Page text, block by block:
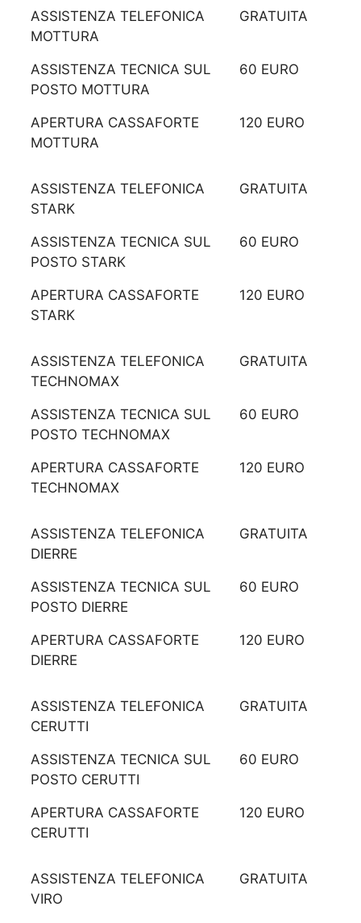
ASSISTENZA TELEFONICA
MOTTURA
GRATUITA
ASSISTENZA TECNICA SUL
POSTO MOTTURA
60 EURO
APERTURA CASSAFORTE
MOTTURA
120 EURO
ASSISTENZA TELEFONICA
STARK
GRATUITA
ASSISTENZA TECNICA SUL
POSTO STARK
60 EURO
APERTURA CASSAFORTE
STARK
120 EURO
ASSISTENZA TELEFONICA
TECHNOMAX
GRATUITA
ASSISTENZA TECNICA SUL
POSTO TECHNOMAX
60 EURO
APERTURA CASSAFORTE
TECHNOMAX
120 EURO
ASSISTENZA TELEFONICA
DIERRE
GRATUITA
ASSISTENZA TECNICA SUL
POSTO DIERRE
60 EURO
APERTURA CASSAFORTE
DIERRE
120 EURO
ASSISTENZA TELEFONICA
CERUTTI
GRATUITA
ASSISTENZA TECNICA SUL
POSTO CERUTTI
60 EURO
APERTURA CASSAFORTE
CERUTTI
120 EURO
ASSISTENZA TELEFONICA
VIRO
GRATUITA